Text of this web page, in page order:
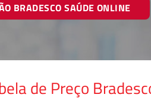
BRADESCO SAÚDE ONLINE
de Preço